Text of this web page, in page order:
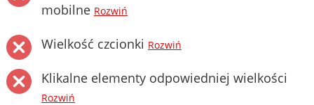
mobilne Rozwiń
Wielkość czcionki Rozwiń
Klikalne elementy odpowiedniej wielkości
Rozwiń